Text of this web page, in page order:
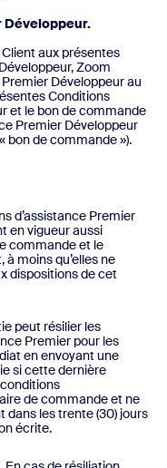
Développeur.
aux présentes
Zoom
Développeur au
Conditions
et le bon de commande
Premier Développeur
bon de commande »).
d’assistance Premier
en vigueur aussi
commande et le
à moins qu’elles ne
dispositions de cet
peut résilier les
Premier pour les
en envoyant une
si cette dernière
de commande et ne
dans les trente (30) jours
écrite.